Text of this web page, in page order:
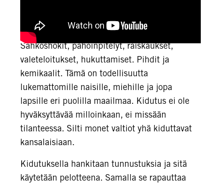
Sähköshokit, pahoinpitelyt, raiskaukset,
valeteloitukset, hukuttamiset. Pihdit ja
kemikaalit. Tämä on todellisuutta
lukemattomille naisille, miehille ja jopa
lapsille eri puolilla maailmaa. Kidutus ei ole
hyväksyttävää milloinkaan, ei missään
tilanteessa. Silti monet valtiot yhä kiduttavat
kansalaisiaan.
Kidutuksella hankitaan tunnustuksia ja sitä
käytetään pelotteena. Samalla se rapauttaa